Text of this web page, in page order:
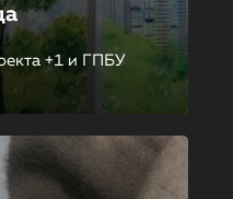
+1 и ГПБУ